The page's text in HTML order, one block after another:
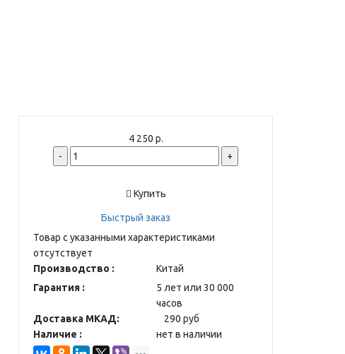
4 250 р.
-
+
Купить
Быстрый заказ
Товар с указанными характеристиками
отсутствует
Производство :
Китай
Гарантия :
5 лет или 30 000
часов
Доставка МКАД:
290 руб
Наличие :
нет в наличии